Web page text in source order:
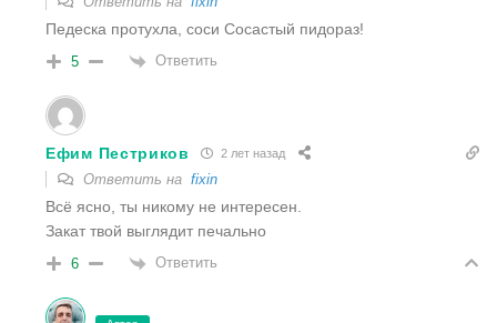
Педеска протухла, соси Сосастый пидораз!
5 Ответить
Ефим Пестриков 2 лет назад
Ответить на fixin
Всё ясно, ты никому не интересен.
Закат твой выглядит печально
6 Ответить